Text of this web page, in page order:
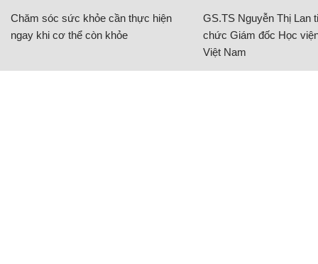
Chăm sóc sức khỏe cần thực hiện
ngay khi cơ thể còn khỏe
GS.TS Nguyễn Thị Lan
chức Giám đốc Học
Việt Nam